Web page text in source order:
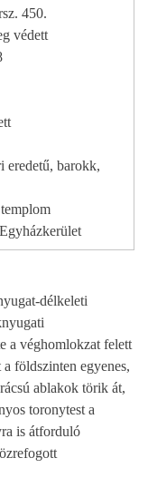
450.
védett
eredetű, barokk,
délkeleti
a véghomlokzat felett
földszinten egyenes,
ablakok törik át,
toronytest a
is átforduló